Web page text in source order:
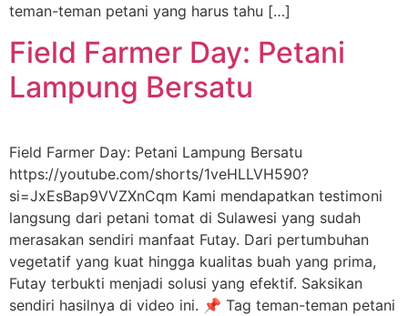
teman-teman petani yang harus tahu […]
Field Farmer Day: Petani
Lampung Bersatu
Field Farmer Day: Petani Lampung Bersatu
https://youtube.com/shorts/1veHLLVH590?
si=JxEsBap9VVZXnCqm Kami mendapatkan testimoni
langsung dari petani tomat di Sulawesi yang sudah
merasakan sendiri manfaat Futay. Dari pertumbuhan
vegetatif yang kuat hingga kualitas buah yang prima,
Futay terbukti menjadi solusi yang efektif. Saksikan
sendiri hasilnya di video ini. 📌 Tag teman-teman petani